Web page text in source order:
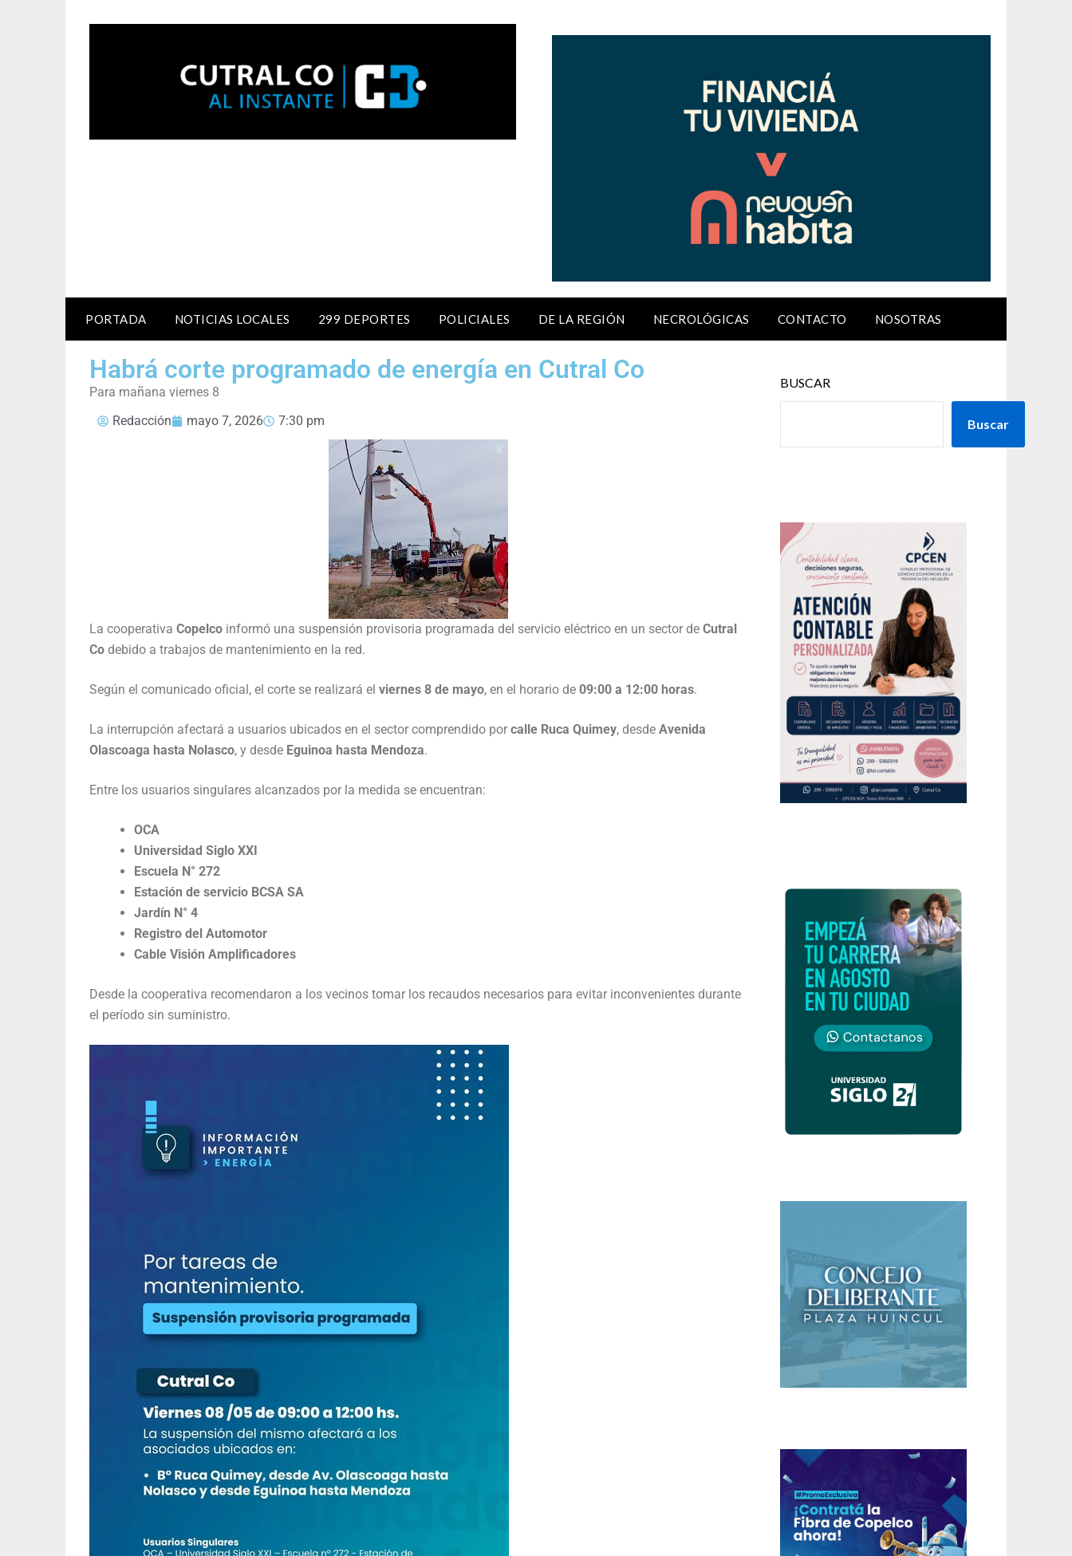
PORTADA NOTICIAS LOCALES 299 DEPORTES POLICIALES DE LA REGIÓN NECROLÓGICAS CONTACTO NOSOTRAS
Habrá corte programado de energía en Cutral Co
Para mañana viernes 8
Redacción
mayo 7, 2026 7:30 pm
La cooperativa Copelco informó una suspensión provisoria programada del servicio eléctrico en un sector de Cutral
Co debido a trabajos de mantenimiento en la red.
Según el comunicado oficial, el corte se realizará el viernes 8 de mayo, en el horario de 09:00 a 12:00 horas.
La interrupción afectará a usuarios ubicados en el sector comprendido por calle Ruca Quimey, desde Avenida
Olascoaga hasta Nolasco, y desde Eguinoa hasta Mendoza.
Entre los usuarios singulares alcanzados por la medida se encuentran:
OCA
Universidad Siglo XXI
Escuela N° 272
Estación de servicio BCSA SA
Jardín N° 4
Registro del Automotor
Cable Visión Amplificadores
Desde la cooperativa recomendaron a los vecinos tomar los recaudos necesarios para evitar inconvenientes durante
el período sin suministro.
BUSCAR
Buscar